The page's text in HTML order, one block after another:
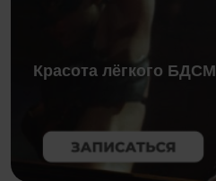
Красота лёгкого БДСМ